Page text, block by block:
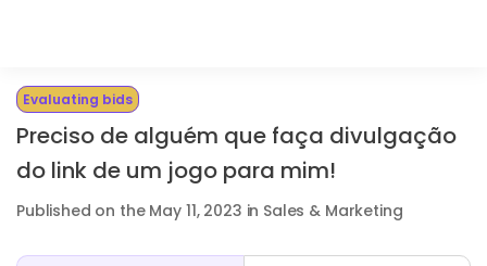
Evaluating bids
Preciso de alguém que faça divulgação
do link de um jogo para mim!
Published on the May 11, 2023 in Sales & Marketing